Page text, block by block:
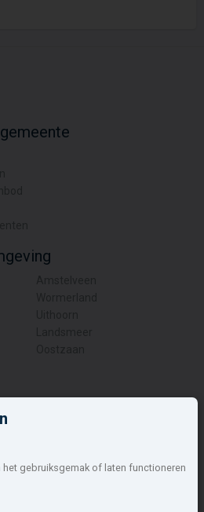
gebruiksgemak of laten functioneren